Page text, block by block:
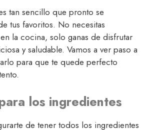
tan sencillo que pronto se
tus favoritos. No necesitas
la cocina, solo ganas de disfrutar
y saludable. Vamos a ver paso a
para que te quede perfecto
los ingredientes
de tener todos los ingredientes